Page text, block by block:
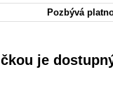
Pozbývá
je